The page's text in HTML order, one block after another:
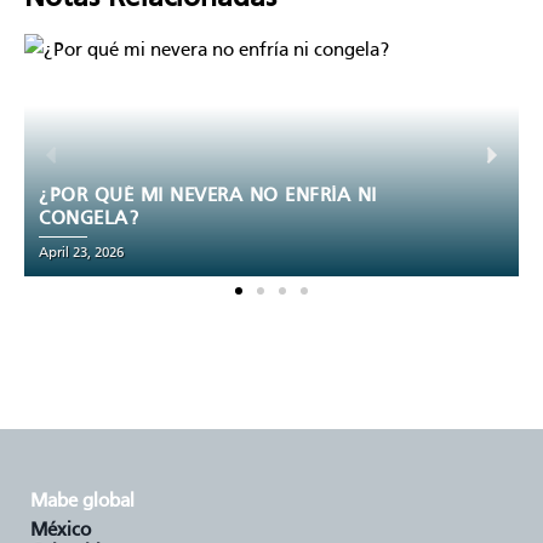
¿QUÉ RECIPIENTES SE PUEDEN METER
EN EL MICROONDAS?
August 15, 2024
mabe global
méxico